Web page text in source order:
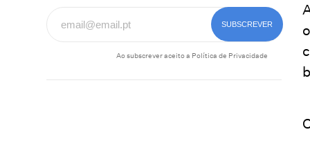
Ao subscrever aceito a Política de Privacidade